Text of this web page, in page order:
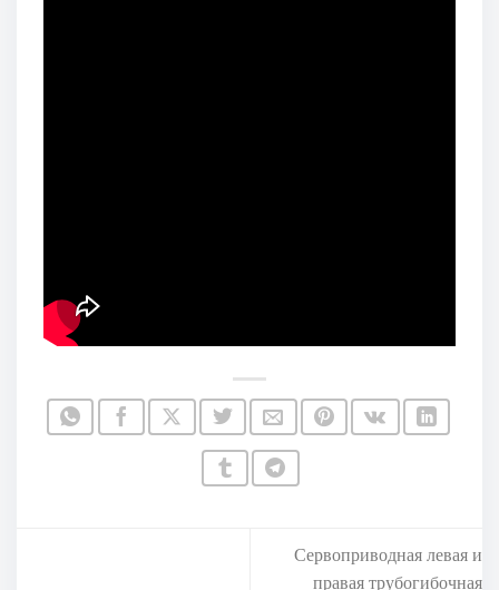
Сервоприводная левая и
правая трубогибочная